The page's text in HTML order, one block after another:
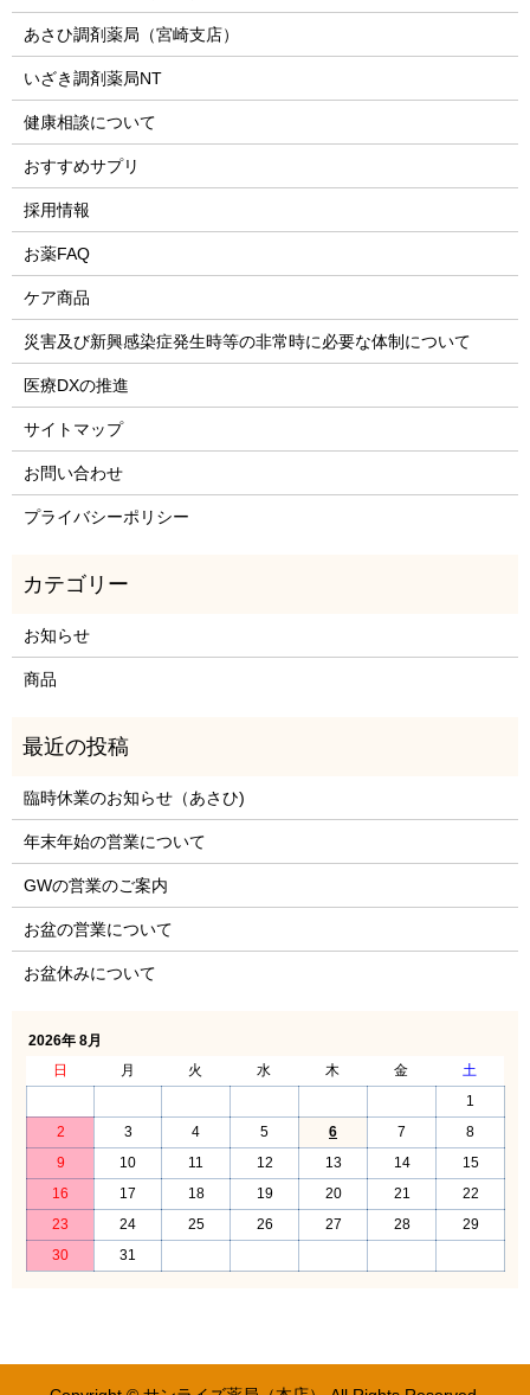
あさひ調剤薬局（宮崎支店）
いざき調剤薬局NT
健康相談について
おすすめサプリ
採用情報
お薬FAQ
ケア商品
災害及び新興感染症発生時等の非常時に必要な体制について
医療DXの推進
サイトマップ
お問い合わせ
プライバシーポリシー
お知らせ
商品
臨時休業のお知らせ（あさひ)
年末年始の営業について
GWの営業のご案内
お盆の営業について
お盆休みについて
2026年 8月
日
月 火 水 木 金
土
1
2
3 4 5 6 7
8
9
10 11 12 13 14
15
16
17 18 19 20 21
22
23
24 25 26 27 28
29
30
31